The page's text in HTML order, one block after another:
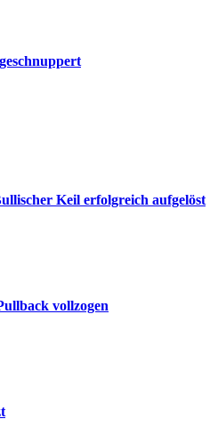
Keil erfolgreich aufgelöst
vollzogen